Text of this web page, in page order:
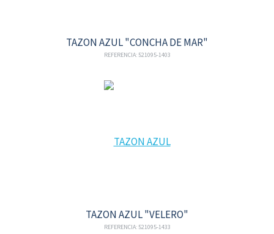
TAZON AZUL "CONCHA DE MAR"
REFERENCIA: 521095-1403
TAZON AZUL "VELERO"
REFERENCIA: 521095-1433